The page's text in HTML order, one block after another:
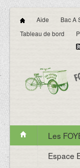
Aide Bac A
Tableau de bord
Les
Espace